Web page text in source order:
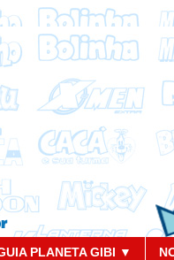
PLANETA GIBI ▼